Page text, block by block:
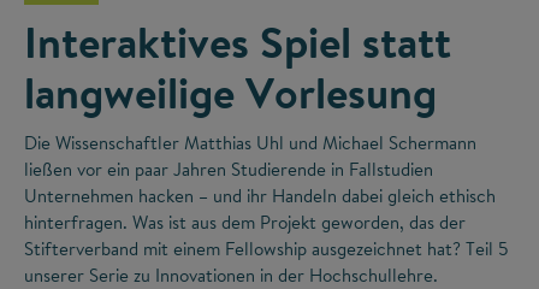
Interaktives Spiel statt
langweilige Vorlesung
Die Wissenschaftler Matthias Uhl und Michael Schermann
ließen vor ein paar Jahren Studierende in Fallstudien
Unternehmen hacken – und ihr Handeln dabei gleich ethisch
hinterfragen. Was ist aus dem Projekt geworden, das der
Stifterverband mit einem Fellowship ausgezeichnet hat? Teil 5
unserer Serie zu Innovationen in der Hochschullehre.